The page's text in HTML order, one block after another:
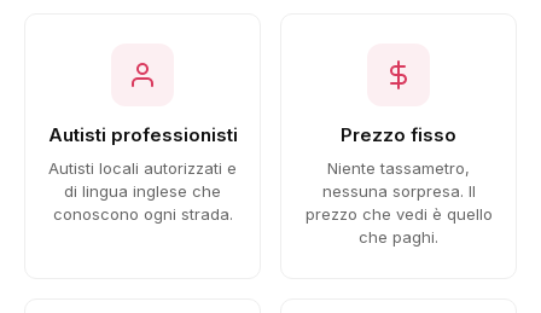
Autisti professionisti
Autisti locali autorizzati e
di lingua inglese che
conoscono ogni strada.
Prezzo fisso
Niente tassametro,
nessuna sorpresa. Il
prezzo che vedi è quello
che paghi.